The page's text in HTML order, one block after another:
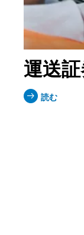
運送
読む